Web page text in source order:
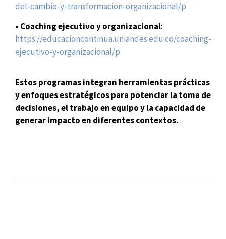
del-cambio-y-transformacion-organizacional/p
• Coaching ejecutivo y organizacional:
https://educacioncontinua.uniandes.edu.co/coaching-
ejecutivo-y-organizacional/p
Estos programas integran herramientas prácticas
y enfoques estratégicos para potenciar la toma de
decisiones, el trabajo en equipo y la capacidad de
generar impacto en diferentes contextos.